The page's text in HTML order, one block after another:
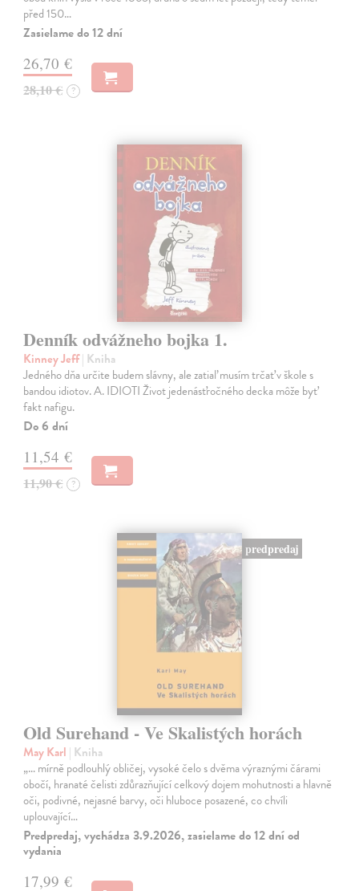
před 150…
Zasielame do 12 dní
26,70 €
28,10 € ?
Denník odvážneho bojka 1.
Kinney Jeff| Kniha
Jedného dňa určite budem slávny, ale zatiaľ musím trčať v škole s
bandou idiotov. A. IDIOTI Život jedenásťročného decka môže byť
fakt nafigu.
Do 6 dní
11,54 €
11,90 € ?
predpredaj
Old Surehand - Ve Skalistých horách
May Karl | Kniha
„… mírně podlouhlý obličej, vysoké čelo s dvěma výraznými čárami
obočí, hranaté čelisti zdůrazňující celkový dojem mohutnosti a hlavně
oči, podivné, nejasné barvy, oči hluboce posazené, co chvíli
uplouvající…
Predpredaj, vychádza 3.9.2026, zasielame do 12 dní od
vydania
17,99 €